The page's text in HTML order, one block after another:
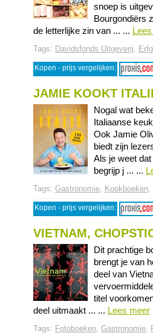
snoep is
Bourgondiërs
de letterlijke zin van ... ...
Tags: Davidsfonds Uitgeverij,
Kopen - prijs vergelijken:
JAMIE KOOKT
Nogal wat
Italiaanse
Ook Jamie
biedt zijn
Als je weet
begrijp j ... ...
Tags: Gastronomie, Kookboeken,
Kopen - prijs vergelijken:
VIETNAM,
Dit prachtige
brengt je van
deel van
titel
deel uitmaakt ... ... Lees meer
Tags: Fotoboeken, Gastronomie,